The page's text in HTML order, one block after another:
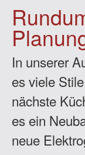
In unserer
es viele
nächste
es ein
neue